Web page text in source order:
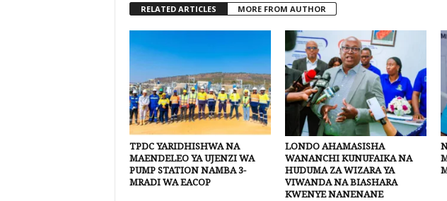
RELATED ARTICLES MORE FROM AUTHOR
TPDC YARIDHISHWA NA
MAENDELEO YA UJENZI WA
PUMP STATION NAMBA 3-
MRADI WA EACOP
LONDO AHAMASISHA
WANANCHI KUNUFAIKA NA
HUDUMA ZA WIZARA YA
VIWANDA NA BIASHARA
KWENYE NANENANE